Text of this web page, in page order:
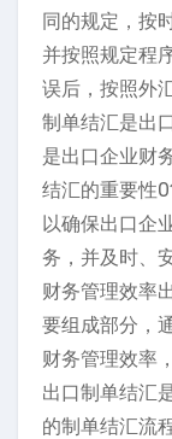
同的规定，按
并按照规定程
误后，按照外
制单结汇是出
是出口企业财
结汇的重要性
以确保出口企
务，并及时、
财务管理效率
要组成部分，
财务管理效率
出口制单结汇
的制单结汇流